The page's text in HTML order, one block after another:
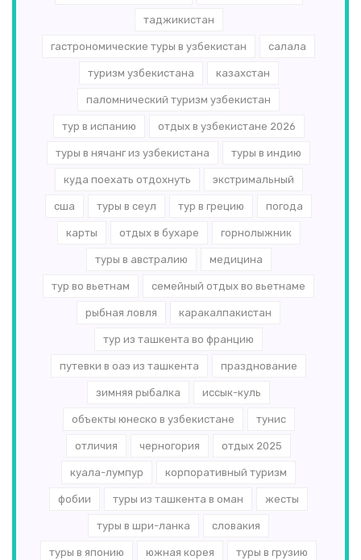
таджикистан
гастрономические туры в узбекистан салала
туризм узбекистана казахстан
паломнический туризм узбекистан
тур в испанию отдых в узбекистане 2026
туры в нячанг из узбекистана туры в индию
куда поехать отдохнуть экстримальный
сша туры в сеул тур в грецию погода
карты отдых в бухаре горнолыжник
туры в австралию медицина
тур во вьетнам семейный отдых во вьетнаме
рыбная ловля каракалпакистан
тур из ташкента во францию
путевки в оаэ из ташкента празднование
зимняя рыбалка иссык-куль
объекты юнеско в узбекистане тунис
отличия черногория отдых 2025
куала-лумпур корпоративный туризм
фобии туры из ташкента в оман жесты
туры в шри-ланка словакия
туры в японию южная корея туры в грузию